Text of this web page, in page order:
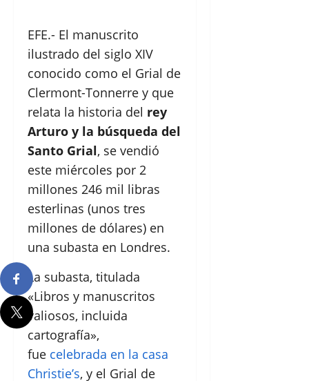
EFE.- El manuscrito
ilustrado del siglo XIV
conocido como el Grial de
Clermont-Tonnerre y que
relata la historia del rey
Arturo y la búsqueda del
Santo Grial, se vendió
este miércoles por 2
millones 246 mil libras
esterlinas (unos tres
millones de dólares) en
una subasta en Londres.
La subasta, titulada
«Libros y manuscritos
valiosos, incluida
cartografía»,
fue celebrada en la casa
Christie’s, y el Grial de